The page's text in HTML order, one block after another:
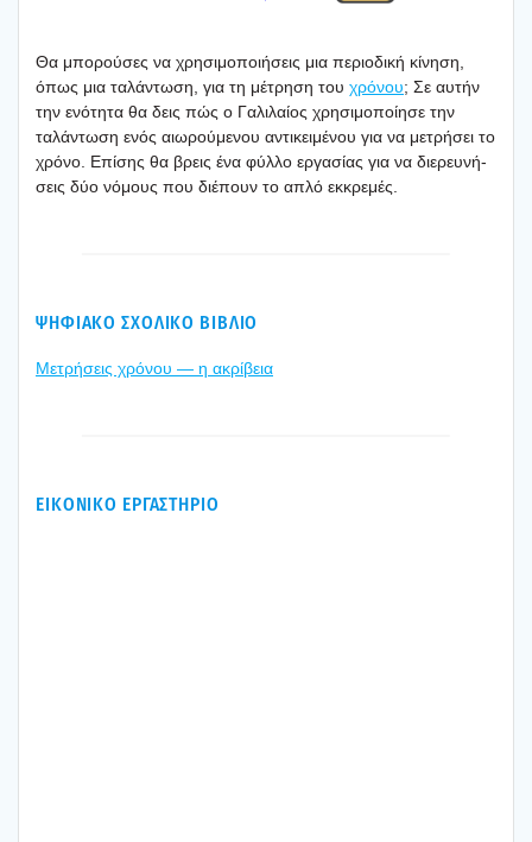
Θα μπο­ρού­σες να χρη­σι­μο­ποι­ή­σεις μια περιο­δι­κή κίνη­ση,
όπως μια ταλά­ντω­ση, για τη μέτρη­ση του χρό­νου; Σε αυτήν
την ενό­τη­τα θα δεις πώς ο Γαλι­λαί­ος χρη­σι­μο­ποί­η­σε την
ταλά­ντω­ση ενός αιω­ρού­με­νου αντι­κει­μέ­νου για να μετρή­σει το
χρό­νο. Επί­σης θα βρεις ένα φύλ­λο εργα­σί­ας για να διε­ρευ­νή­
σεις δύο νόμους που διέ­πουν το απλό εκκρε­μές.
ΨΗΦΙΑΚΟ ΣΧΟΛΙΚΟ ΒΙΒΛΙΟ
Μετρή­σεις χρό­νου — η ακρί­βεια
ΕΙΚΟΝΙΚΟ ΕΡΓΑΣΤΗΡΙΟ